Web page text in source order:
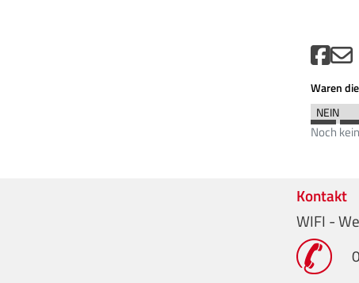
Waren
Noch
Kontakt
WIFI -